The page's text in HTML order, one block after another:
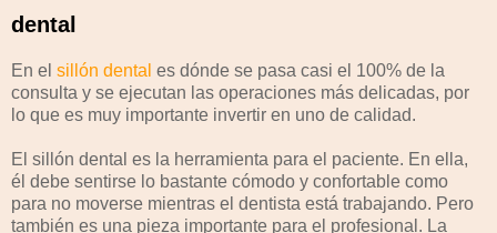
dental
En el sillón dental es dónde se pasa casi el 100% de la
consulta y se ejecutan las operaciones más delicadas, por
lo que es muy importante invertir en uno de calidad.
El sillón dental es la herramienta para el paciente. En ella,
él debe sentirse lo bastante cómodo y confortable como
para no moverse mientras el dentista está trabajando. Pero
también es una pieza importante para el profesional. La